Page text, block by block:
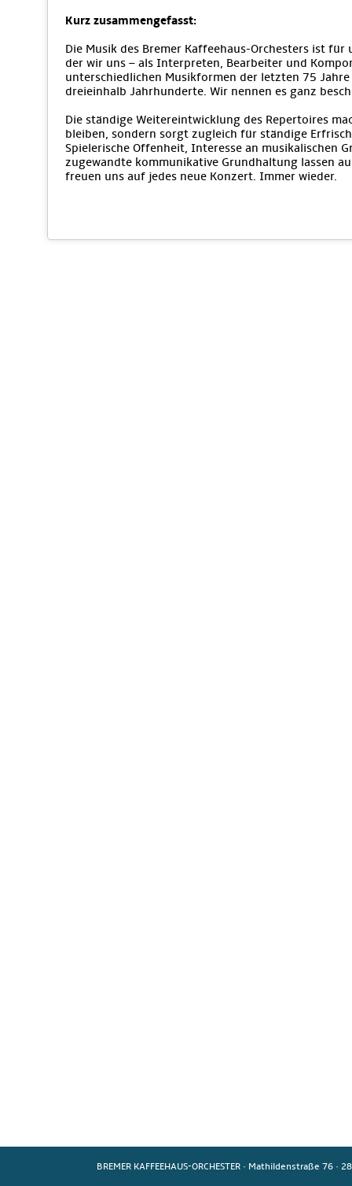
Kurz zusammengefasst:
Die Musik des Bremer Kaffeehaus-Orchesters ist
der wir uns – als Interpreten, Bearbeiter und
unterschiedlichen Musikformen der letzten 75
dreieinhalb Jahrhunderte. Wir nennen es ganz
Die ständige Weitereintwicklung des Repertoires
bleiben, sondern sorgt zugleich für ständige
Spielerische Offenheit, Interesse an musikalischen
zugewandte kommunikative Grundhaltung lassen
freuen uns auf jedes neue Konzert. Immer wieder.
BREMER KAFFEEHAUS-ORCHESTER · Mathildenstraße 76 ·